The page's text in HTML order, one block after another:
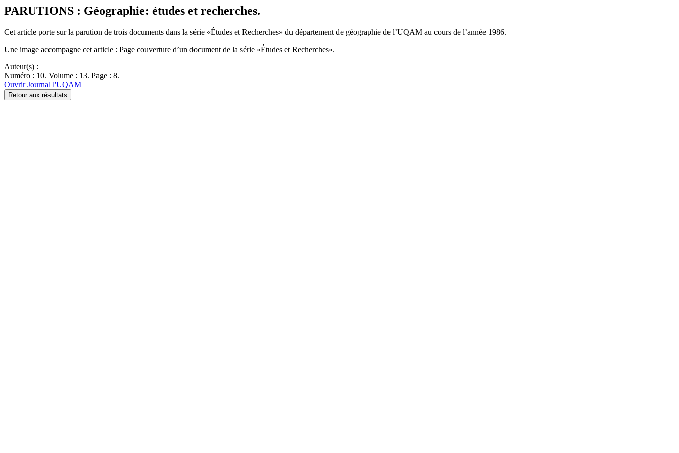
PARUTIONS : Géographie: études et recherches.
Cet article porte sur la parution de trois documents dans la série «Études et Recherches» du département de géographie de l’UQAM au cours de l’année 1986.
Une image accompagne cet article : Page couverture d’un document de la série «Études et Recherches».
Auteur(s) :
Numéro : 10. Volume : 13. Page : 8.
Ouvrir Journal l'UQAM
Retour aux résultats